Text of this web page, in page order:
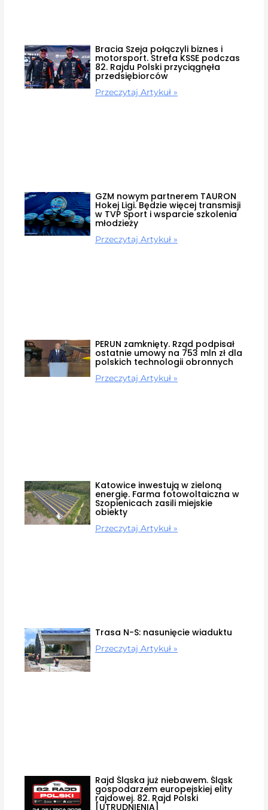
Bracia Szeja połączyli biznes i
motorsport. Strefa KSSE podczas
82. Rajdu Polski przyciągnęła
przedsiębiorców
Przeczytaj Artykuł »
GZM nowym partnerem TAURON
Hokej Ligi. Będzie więcej transmisji
w TVP Sport i wsparcie szkolenia
młodzieży
Przeczytaj Artykuł »
PERUN zamknięty. Rząd podpisał
ostatnie umowy na 753 mln zł dla
polskich technologii obronnych
Przeczytaj Artykuł »
Katowice inwestują w zieloną
energię. Farma fotowoltaiczna w
Szopienicach zasili miejskie
obiekty
Przeczytaj Artykuł »
Trasa N-S: nasunięcie wiaduktu
Przeczytaj Artykuł »
Rajd Śląska już niebawem. Śląsk
gospodarzem europejskiej elity
rajdowej. 82. Rajd Polski
[UTRUDNIENIA]